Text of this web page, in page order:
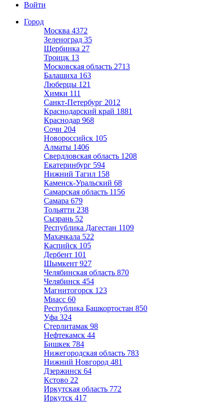
Войти
Город
Москва 4372
Зеленоград 35
Щербинка 27
Троицк 13
Московская область 2713
Балашиха 163
Люберцы 121
Химки 111
Санкт-Петербург 2012
Краснодарский край 1881
Краснодар 968
Сочи 204
Новороссийск 105
Алматы 1406
Свердловская область 1208
Екатеринбург 594
Нижний Тагил 158
Каменск-Уральский 68
Самарская область 1156
Самара 679
Тольятти 238
Сызрань 52
Республика Дагестан 1109
Махачкала 522
Каспийск 105
Дербент 101
Шымкент 927
Челябинская область 870
Челябинск 454
Магнитогорск 123
Миасс 60
Республика Башкортостан 850
Уфа 324
Стерлитамак 98
Нефтекамск 44
Бишкек 784
Нижегородская область 783
Нижний Новгород 481
Дзержинск 64
Кстово 22
Иркутская область 772
Иркутск 417